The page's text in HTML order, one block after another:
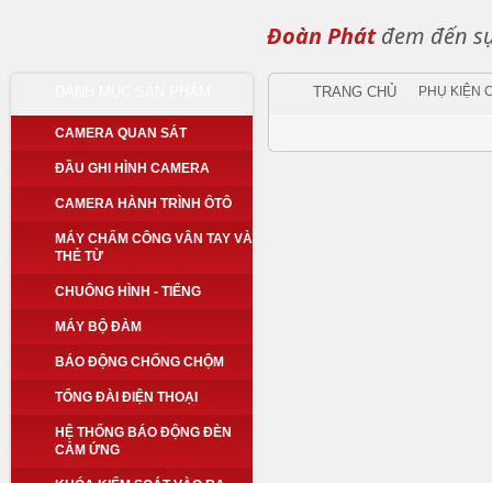
Đoàn Phátđem đến
CAMERA QUAN SÁT
ĐẦU GHI HÌNH CAMERA
CAMERA HÀNH TRÌNH ÔTÔ
MÁY CHẤM CÔNG VÂN TAY VÀ
THẺ TỪ
CHUÔNG HÌNH - TIẾNG
MÁY BỘ ĐÀM
BÁO ĐỘNG CHỐNG CHỘM
TỔNG ĐÀI ĐIỆN THOẠI
HỆ THỐNG BÁO ĐỘNG ĐÈN
CẢM ỨNG
TRANG CHỦ PHỤ KIỆN